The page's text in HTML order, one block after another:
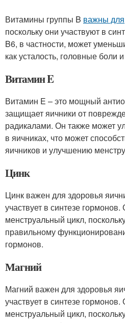
Витамины группы B важны для
поскольку они участвуют в
B6, в частности, может
как усталость, головные боли
Витамин E
Витамин E – это мощный
защищает яичники от
радикалами. Он также может
в яичниках, что может
яичников и улучшению
Цинк
Цинк важен для здоровья
участвует в синтезе
менструальный цикл,
правильному
гормонов.
Магний
Магний важен для здоровья
участвует в синтезе
менструальный цикл,